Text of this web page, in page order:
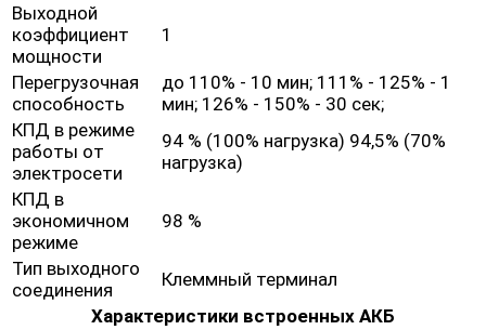
Выходной
коэффициент
мощности
1
Перегрузочная
способность
до 110% - 10 мин; 111% - 125% - 1
мин; 126% - 150% - 30 сек;
КПД в режиме
работы от
электросети
94 % (100% нагрузка) 94,5% (70%
нагрузка)
КПД в
экономичном
режиме
98 %
Тип выходного
соединения
Клеммный терминал
Характеристики встроенных АКБ